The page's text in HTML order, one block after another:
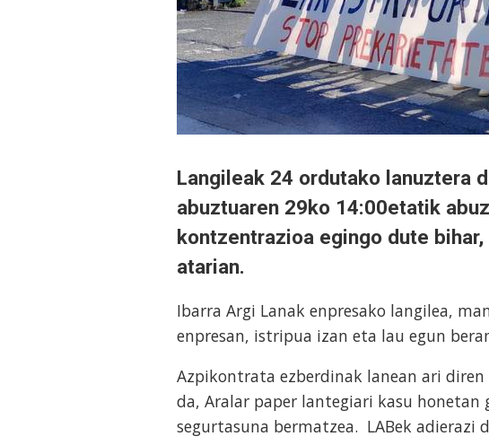
Langileak 24 ordutako lanuztera
abuztuaren 29ko 14:00etatik
kontzentrazioa egingo dute
atarian.
Ibarra Argi Lanak enpresako langilea,
enpresan, istripua izan eta lau egun
Azpikontrata ezberdinak lanean ari
da, Aralar paper lantegiari kasu
segurtasuna bermatzea. LABek adierazi